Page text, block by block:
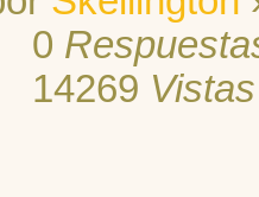
0
14269 Vistas